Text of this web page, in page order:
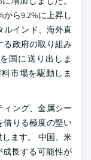
から9.2%に上昇し
ルインド、海外直
る政府の取り組み
国に送り出しま
市場を駆動しま
ィング、金属シー
借りる極度の堅い
ます。 中国、米
成長する可能性が